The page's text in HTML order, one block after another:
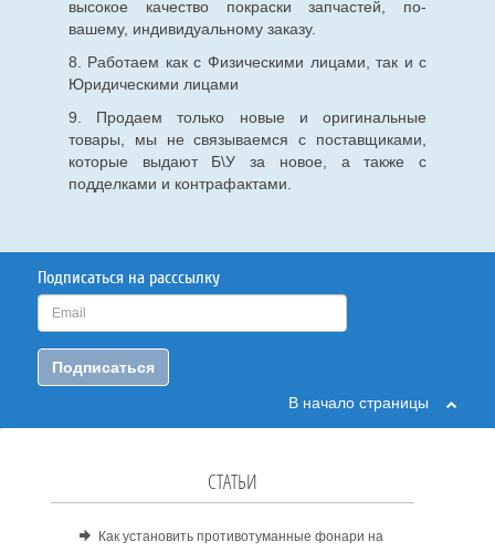
высокое качество покраски запчастей, по-
вашему, индивидуальному заказу.
8. Работаем как с Физическими лицами, так и с
Юридическими лицами
9. Продаем только новые и оригинальные
товары, мы не связываемся с поставщиками,
которые выдают Б\У за новое, а также с
подделками и контрафактами.
Подписаться на расссылку
Подписаться
В начало страницы
СТАТЬИ
Как установить противотуманные фонари на